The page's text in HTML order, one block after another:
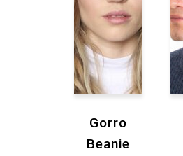
Gorro
Beanie